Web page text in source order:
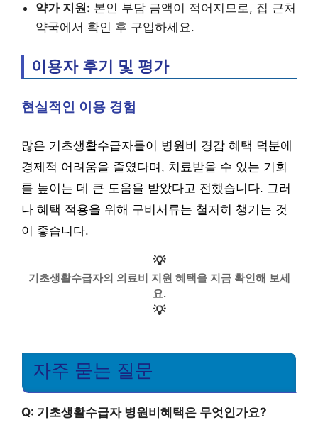
약가 지원: 본인 부담 금액이 적어지므로, 집 근처
약국에서 확인 후 구입하세요.
이용자 후기 및 평가
현실적인 이용 경험
많은 기초생활수급자들이 병원비 경감 혜택 덕분에
경제적 어려움을 줄였다며, 치료받을 수 있는 기회
를 높이는 데 큰 도움을 받았다고 전했습니다. 그러
나 혜택 적용을 위해 구비서류는 철저히 챙기는 것
이 좋습니다.
💡
기초생활수급자의 의료비 지원 혜택을 지금 확인해 보세
요.
💡
자주 묻는 질문
Q: 기초생활수급자 병원비혜택은 무엇인가요?